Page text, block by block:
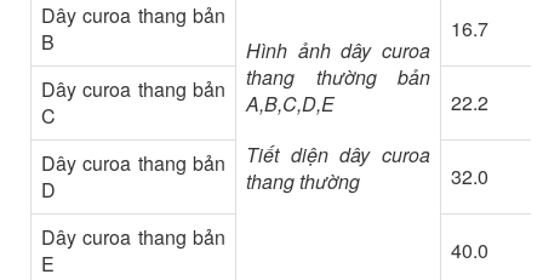
Hình ảnh dây curoa
thang thường bản
A,B,C,D,E
Tiết diện dây curoa
thang thường
Dây curoa thang bản
B
16.7
Dây curoa thang bản
C
22.2
Dây curoa thang bản
D
32.0
Dây curoa thang bản
E
40.0